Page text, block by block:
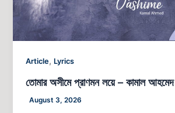
Article, Lyrics
তোমার অসীমে প্রাণমন লয়ে – কামাল আহমেদ
August 3, 2026